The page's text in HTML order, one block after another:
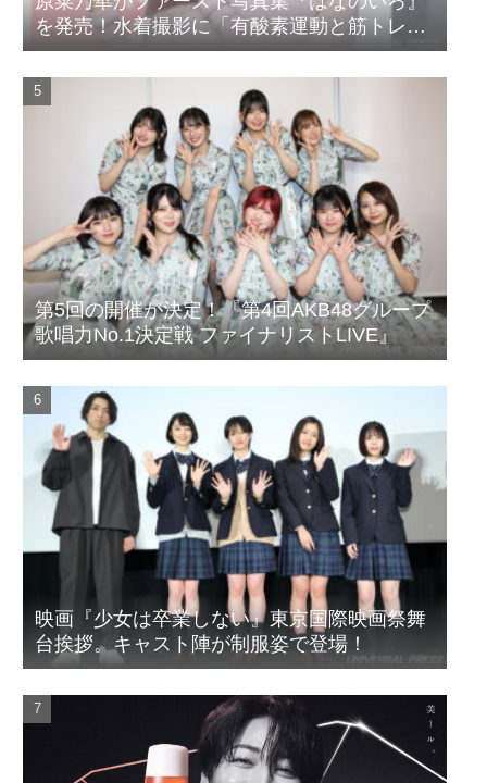
を発売！水着撮影に「有酸素運動と筋トレを
頑張りました」
第5回の開催が決定！『第4回AKB48グループ
歌唱力No.1決定戦 ファイナリストLIVE』
映画『少女は卒業しない』東京国際映画祭舞
台挨拶。キャスト陣が制服姿で登場！